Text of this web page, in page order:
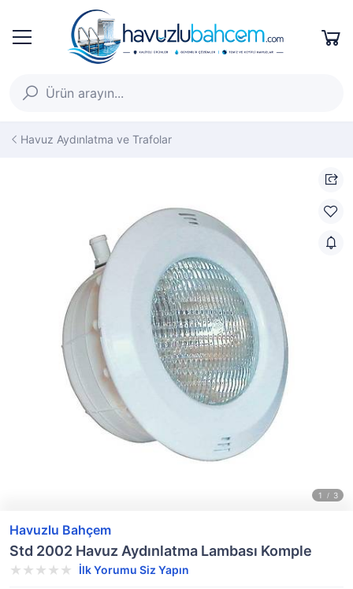
Havuz Aydınlatma ve Trafolar
Havuzlu Bahçem
Std 2002 Havuz Aydınlatma Lambası Komple
İlk Yorumu Siz Yapın